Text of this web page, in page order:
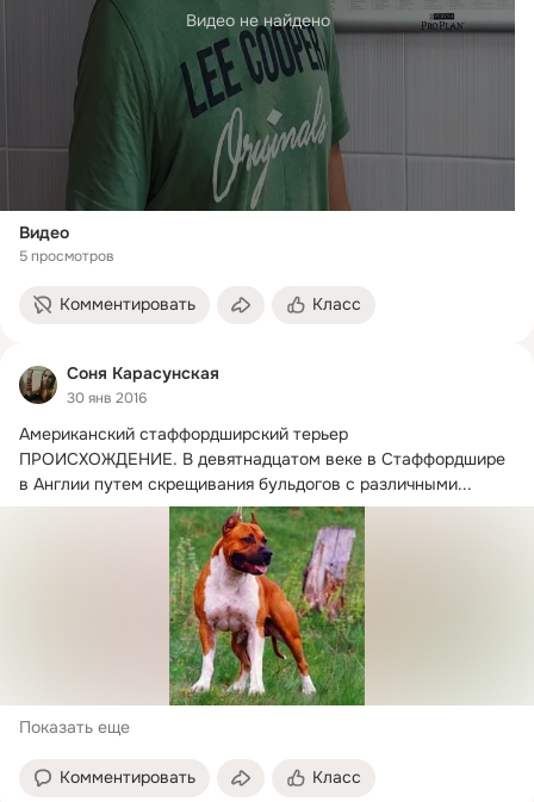
Видео не найдено
Видео
5 просмотров
Комментировать Класс
Соня Карасунская
30 янв 2016
Американский стаффордширский терьер
ПРОИСХОЖДЕНИЕ. В девятнадцатом веке в Стаффордшире
в Англии путем скрещивания бульдогов с различными...
Показать еще
Комментировать Класс